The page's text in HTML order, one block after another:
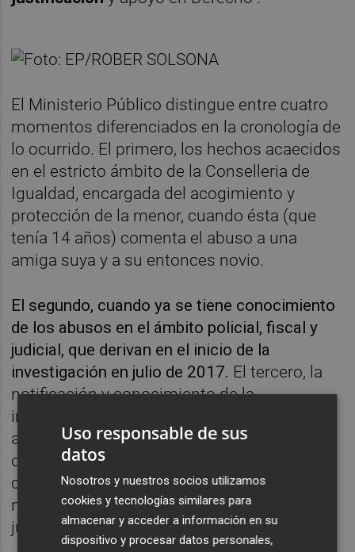
El Ministerio Público distingue entre cuatro
momentos diferenciados en la cronología de
lo ocurrido. El primero, los hechos acaecidos
en el estricto ámbito de la Conselleria de
Igualdad, encargada del acogimiento y
protección de la menor, cuando ésta (que
tenía 14 años) comenta el abuso a una
amiga suya y a su entonces novio.
El segundo, cuando ya se tiene conocimiento
de los abusos en el ámbito policial, fiscal y
judicial, que derivan en el inicio de la
investigación en julio de 2017. El tercero, la
notificación y conocimiento de la
investigación judicial (el 4 de agosto de ese
año). Y el cuarto, aquellas acciones
desarrolladas por la Conselleria (encargada
de la protección de la chica) a partir de la
notificación del inicio de las diligencias
judiciales.
Uso responsable de sus
datos
Nosotros y nuestros socios utilizamos
cookies y tecnologías similares para
almacenar y acceder a información en su
dispositivo y procesar datos personales,